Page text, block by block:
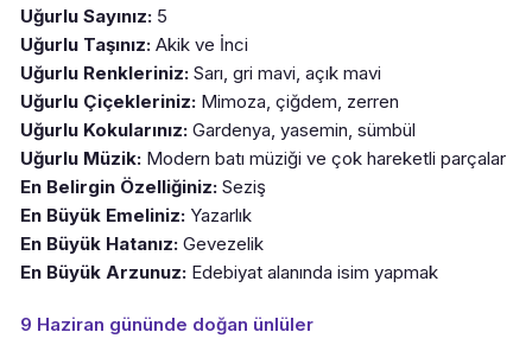
Uğurlu Sayınız: 5
Uğurlu Taşınız: Akik ve İnci
Uğurlu Renkleriniz: Sarı, gri mavi, açık mavi
Uğurlu Çiçekleriniz: Mimoza, çiğdem, zerren
Uğurlu Kokularınız: Gardenya, yasemin, sümbül
Uğurlu Müzik: Modern batı müziği ve çok hareketli parçalar
En Belirgin Özelliğiniz: Seziş
En Büyük Emeliniz: Yazarlık
En Büyük Hatanız: Gevezelik
En Büyük Arzunuz: Edebiyat alanında isim yapmak
9 Haziran gününde doğan ünlüler